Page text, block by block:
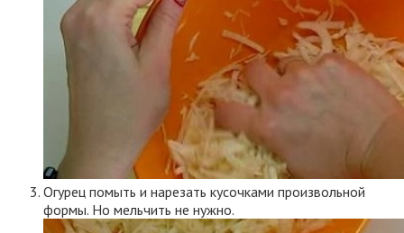
Огурец помыть и нарезать кусочками произвольной
формы. Но мельчить не нужно.